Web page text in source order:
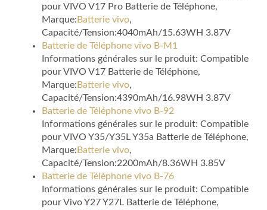
pour VIVO V17 Pro Batterie de Téléphone,
Marque: Batterie vivo,
Capacité/Tension:4040mAh/15.63WH 3.87V
Batterie de Téléphone vivo B-M1
Informations générales sur le produit: Compatible
pour VIVO V17 Batterie de Téléphone,
Marque: Batterie vivo,
Capacité/Tension:4390mAh/16.98WH 3.87V
Batterie de Téléphone vivo B-92
Informations générales sur le produit: Compatible
pour VIVO Y35/Y35L Y35a Batterie de Téléphone,
Marque: Batterie vivo,
Capacité/Tension:2200mAh/8.36WH 3.85V
Batterie de Téléphone vivo B-76
Informations générales sur le produit: Compatible
pour Vivo Y27 Y27L Batterie de Téléphone,